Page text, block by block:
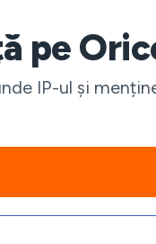
pe
IP-ul și